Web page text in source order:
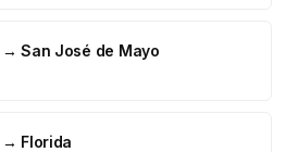
→San José de Mayo
→ Florida